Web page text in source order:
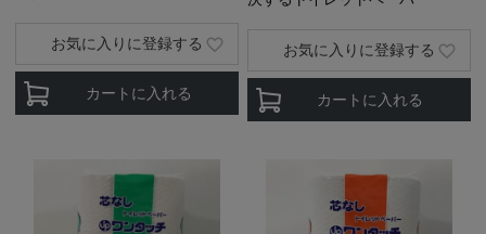
カートに入れる
お気に入りに登録する
カートに入れる
お気に入りに登録する